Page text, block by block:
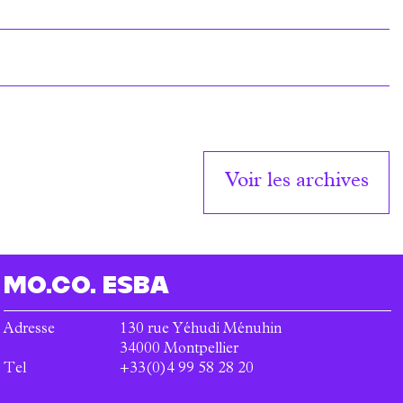
Voir les archives
MO.CO. ESBA
Adresse
130 rue Yéhudi Ménuhin
34000 Montpellier
Tel
+33(0)4 99 58 28 20